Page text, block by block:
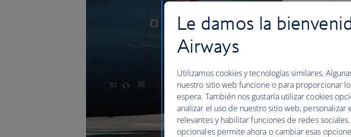
Invertir
inglés).
en
Consulte
sobre los
Le damos la
Airways
Utilizamos cookies y tecnologías similares.
nuestro sitio web funcione o para proporcionar
espera. También nos gustaría utilizar cookies
analizar el uso de nuestro sitio web, personalizar
relevantes y habilitar funciones de redes
opcionales permite ahora o cambiar esas